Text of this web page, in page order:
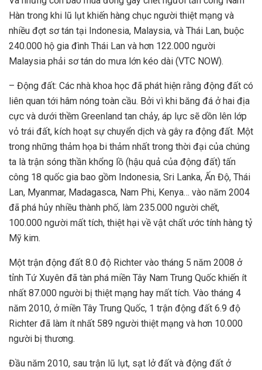
Hàn trong khi lũ lụt khiến hàng chục người thiệt mạng và
nhiều đợt sơ tán tại Indonesia, Malaysia, và Thái Lan, buộc
240.000 hộ gia đình Thái Lan và hơn 122.000 người
Malaysia phải sơ tán do mưa lớn kéo dài (VTC NOW).
– Động đất: Các nhà khoa học đã phát hiện rằng động đất có
liên quan tới hâm nóng toàn cầu. Bởi vì khi băng đá ở hai địa
cực và dưới thềm Greenland tan chảy, áp lực sẽ dồn lên lớp
vỏ trái đất, kích hoạt sự chuyển dịch và gây ra động đất. Một
trong những thảm họa bi thảm nhất trong thời đại của chúng
ta là trận sóng thần khổng lồ (hậu quả của động đất) tấn
công 18 quốc gia bao gồm Indonesia, Sri Lanka, Ấn Độ, Thái
Lan, Myanmar, Madagasca, Nam Phi, Kenya… vào năm 2004
đã phá hủy nhiều thành phố, làm 235.000 người chết,
100.000 người mất tích, thiệt hại về vật chất ước tính hàng tỷ
Mỹ kim.
Một trận động đất 8.0 độ Richter vào tháng 5 năm 2008 ở
tỉnh Tứ Xuyên đã tàn phá miền Tây Nam Trung Quốc khiến ít
nhất 87.000 người bị thiệt mạng hay mất tích. Vào tháng 4
năm 2010, ở miền Tây Trung Quốc, 1 trận động đất 6.9 độ
Richter đã làm ít nhất 589 người thiệt mạng và hơn 10.000
người bị thương.
Đầu năm 2010, sau trận lũ lụt, sạt lở đất và động đất ở